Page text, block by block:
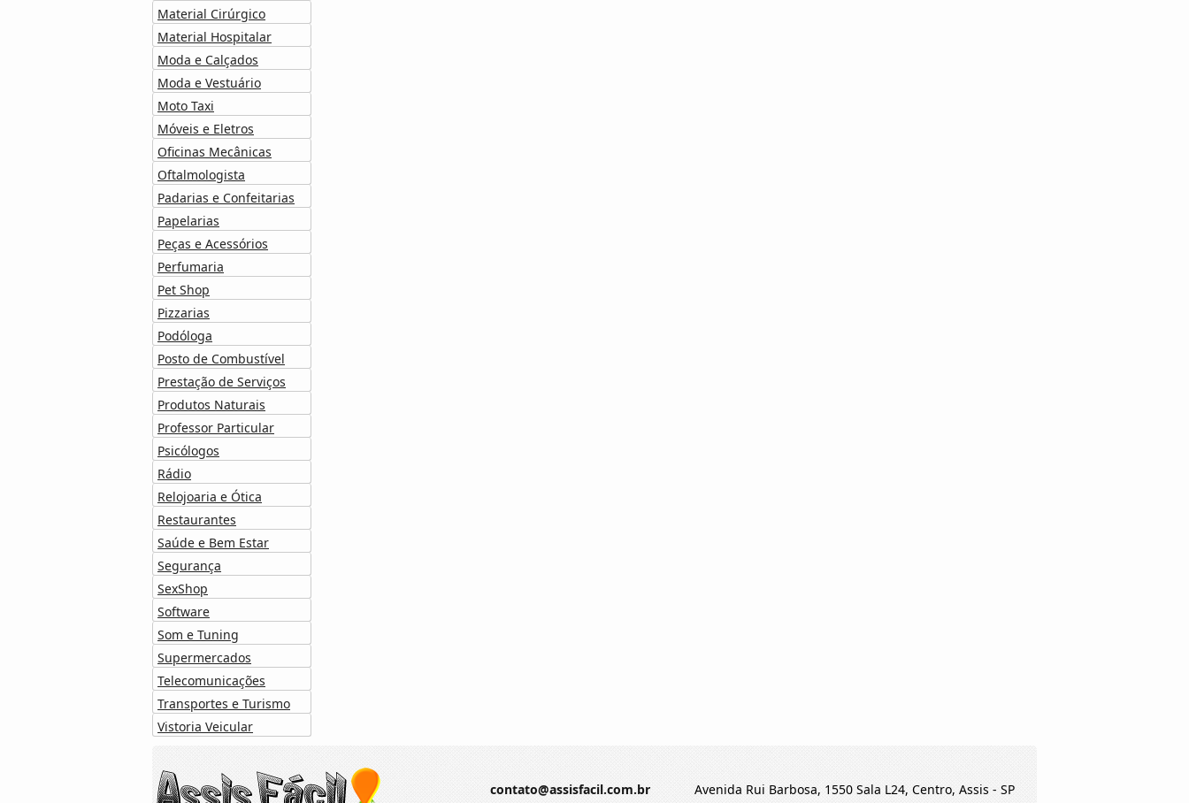
Material Cirúrgico
Material Hospitalar
Moda e Calçados
Moda e Vestuário
Moto Taxi
Móveis e Eletros
Oficinas Mecânicas
Oftalmologista
Padarias e Confeitarias
Papelarias
Peças e Acessórios
Perfumaria
Pet Shop
Pizzarias
Podóloga
Posto de Combustível
Prestação de Serviços
Produtos Naturais
Professor Particular
Psicólogos
Rádio
Relojoaria e Ótica
Restaurantes
Saúde e Bem Estar
Segurança
SexShop
Software
Som e Tuning
Supermercados
Telecomunicações
Transportes e Turismo
Vistoria Veicular
contato@assisfacil.com.br Avenida Rui Barbosa, 1550 Sala L24, Centro, Assis - SP